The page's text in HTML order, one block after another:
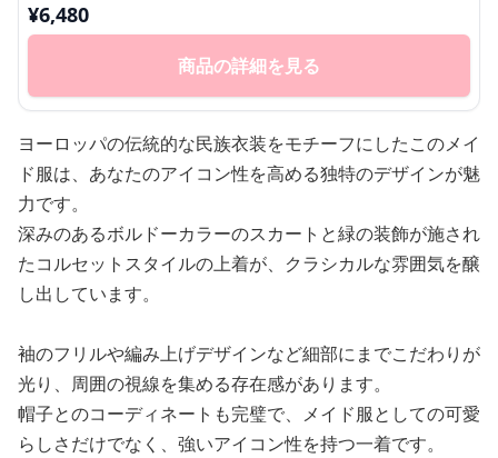
¥6,480
商品の詳細を見る
ヨーロッパの伝統的な民族衣装をモチーフにしたこのメイ
ド服は、あなたのアイコン性を高める独特のデザインが魅
力です。
深みのあるボルドーカラーのスカートと緑の装飾が施され
たコルセットスタイルの上着が、クラシカルな雰囲気を醸
し出しています。
袖のフリルや編み上げデザインなど細部にまでこだわりが
光り、周囲の視線を集める存在感があります。
帽子とのコーディネートも完璧で、メイド服としての可愛
らしさだけでなく、強いアイコン性を持つ一着です。